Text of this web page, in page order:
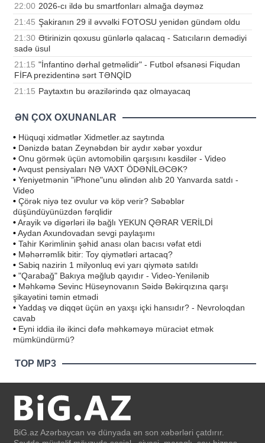
22:00 2026-cı ildə bu smartfonları almağa dəyməz
21:45 Şakiranın 29 il əvvəlki FOTOSU yenidən gündəm oldu
21:30 Ətirinizin qoxusu günlərlə qalacaq - Satıcıların demədiyi
sadə üsul
21:15 "İnfantino dərhal getməlidir" - Futbol əfsanəsi Fiqudan
FİFA prezidentinə sərt TƏNQİD
21:15 Paytaxtın bu ərazilərində qaz olmayacaq
ƏN ÇOX OXUNANLAR
• Hüquqi xidmətlər Xidmetler.az saytında
• Dənizdə batan Zeynəbdən bir aydır xəbər yoxdur
• Onu görmək üçün avtomobilin qarşısını kəsdilər - Video
•Avqust pensiyaları NƏ VAXT ÖDƏNİLƏCƏK?
• Yeniyetmənin "iPhone"unu əlindən alıb 20 Yanvarda satdı -
Video
• Çörək niyə tez ovulur və köp verir? Səbəblər
düşündüyünüzdən fərqlidir
•Arayik və digərləri ilə bağlı YEKUN QƏRAR VERİLDİ
•Aydan Axundovadan sevgi paylaşımı
• Tahir Kərimlinin şəhid anası olan bacısı vəfat etdi
• Məhərrəmlik bitir: Toy qiymətləri artacaq?
• Sabiq nazirin 1 milyonluq evi yarı qiymətə satıldı
• "Qarabağ" Bakıya məğlub qayıdır - Video-Yenilənib
• Məhkəmə Sevinc Hüseynovanın Səidə Bəkirqızına qarşı
şikayətini təmin etmədi
• Yaddaş və diqqət üçün ən yaxşı içki hansıdır? - Nevroloqdan
cavab
• Eyni iddia ilə ikinci dəfə məhkəməyə müraciət etmək
mümkündürmü?
TOP MP3
BiG.az Azərbaycan və dünyada ən son xəbərləri çatdırır.